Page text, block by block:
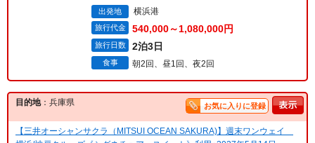
出発地 横浜港
旅行代金 540,000～1,080,000円
旅行日数 2泊3日
食事 朝2回、昼1回、夜2回
目的地：兵庫県 お気に入りに登録
【三井オーシャンサクラ（MITSUI OCEAN SAKURA)】週末ワンウェイ